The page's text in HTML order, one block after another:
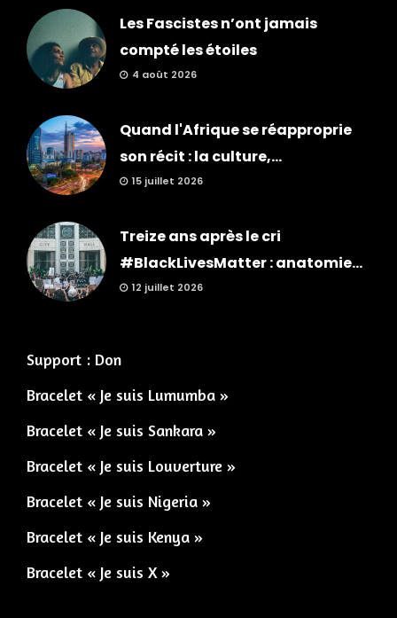
Les Fascistes n’ont jamais
compté les étoiles
4 août 2026
Quand l'Afrique se réapproprie
son récit : la culture,...
15 juillet 2026
Treize ans après le cri
#BlackLivesMatter : anatomie...
12 juillet 2026
Support : Don
Bracelet « Je suis Lumumba »
Bracelet « Je suis Sankara »
Bracelet « Je suis Louverture »
Bracelet « Je suis Nigeria »
Bracelet « Je suis Kenya »
Bracelet « Je suis X »